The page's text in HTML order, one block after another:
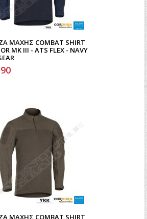
ΜΆΧΗΣ COMBAT SHIRT
MK III - ATS FLEX - NAVY
ΜΆΧΗΣ COMBAT SHIRT